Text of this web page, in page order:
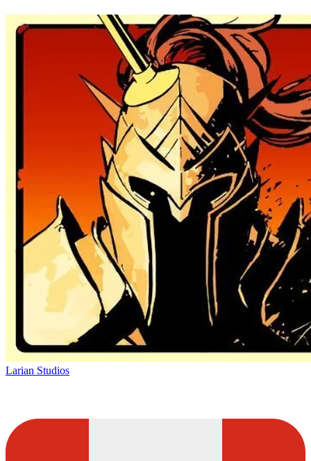
Larian Studios